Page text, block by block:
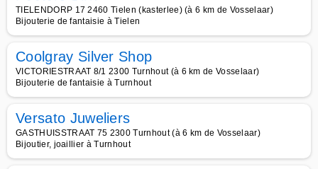
TIELENDORP 17 2460 Tielen (kasterlee) (à 6 km de Vosselaar)
Bijouterie de fantaisie à Tielen
Coolgray Silver Shop
VICTORIESTRAAT 8/1 2300 Turnhout (à 6 km de Vosselaar)
Bijouterie de fantaisie à Turnhout
Versato Juweliers
GASTHUISSTRAAT 75 2300 Turnhout (à 6 km de Vosselaar)
Bijoutier, joaillier à Turnhout